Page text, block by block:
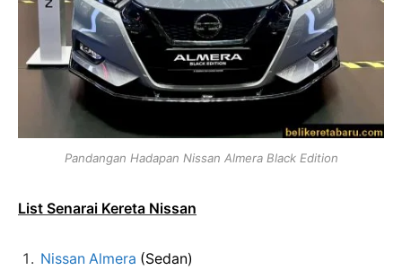
Pandangan Hadapan Nissan Almera Black Edition
List Senarai Kereta Nissan
Nissan Almera (Sedan)